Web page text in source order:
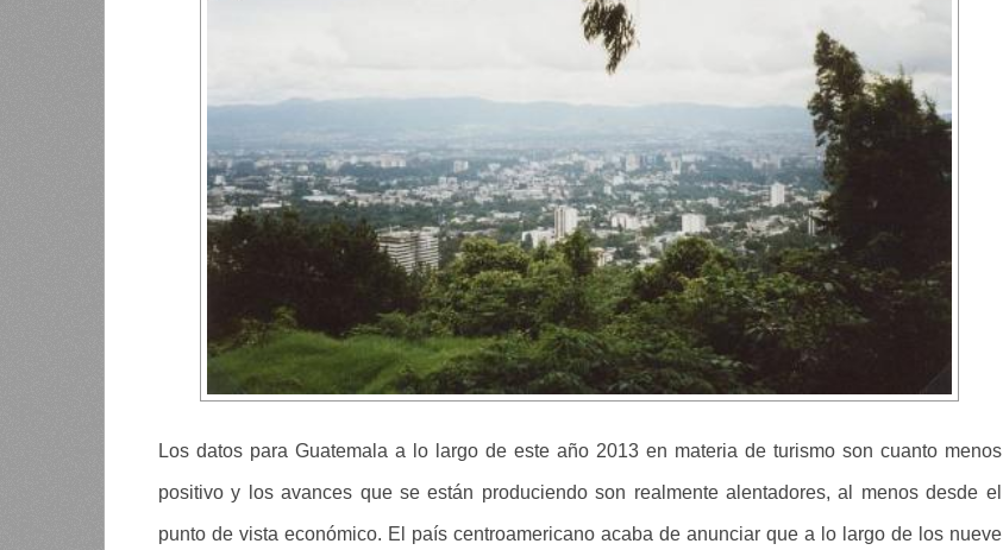
Los datos para Guatemala a lo largo de este año 2013 en materia de turismo son cuanto menos
positivo y los avances que se están produciendo son realmente alentadores, al menos desde el
punto de vista económico. El país centroamericano acaba de anunciar que a lo largo de los nueve